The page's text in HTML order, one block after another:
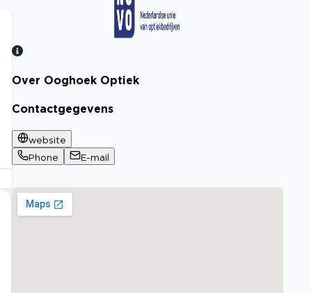
Bekijk certificaat
Over Ooghoek Optiek
Contactgegevens
website
Phone
E-mail